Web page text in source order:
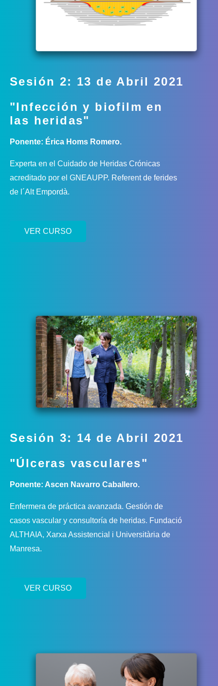
Sesión 2: 13 de Abril 2021
"Infección y biofilm en
las heridas"
Ponente: Érica Homs Romero.
Experta en el Cuidado de Heridas Crónicas
acreditado por el GNEAUPP. Referent de ferides
de l´Alt Empordà.
VER CURSO
Sesión 3: 14 de Abril 2021
"Úlceras vasculares"
Ponente: Ascen Navarro Caballero.
Enfermera de práctica avanzada. Gestión de
casos vascular y consultoría de heridas. Fundació
ALTHAIA, Xarxa Assistencial i Universitària de
Manresa.
VER CURSO